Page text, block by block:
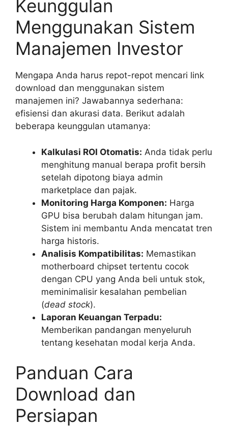
Keunggulan
Menggunakan Sistem
Manajemen Investor
Mengapa Anda harus repot-repot mencari link
download dan menggunakan sistem
manajemen ini? Jawabannya sederhana:
efisiensi dan akurasi data. Berikut adalah
beberapa keunggulan utamanya:
Kalkulasi ROI Otomatis: Anda tidak perlu
menghitung manual berapa profit bersih
setelah dipotong biaya admin
marketplace dan pajak.
Monitoring Harga Komponen: Harga
GPU bisa berubah dalam hitungan jam.
Sistem ini membantu Anda mencatat tren
harga historis.
Analisis Kompatibilitas: Memastikan
motherboard chipset tertentu cocok
dengan CPU yang Anda beli untuk stok,
meminimalisir kesalahan pembelian
(dead stock).
Laporan Keuangan Terpadu:
Memberikan pandangan menyeluruh
tentang kesehatan modal kerja Anda.
Panduan Cara
Download dan
Persiapan